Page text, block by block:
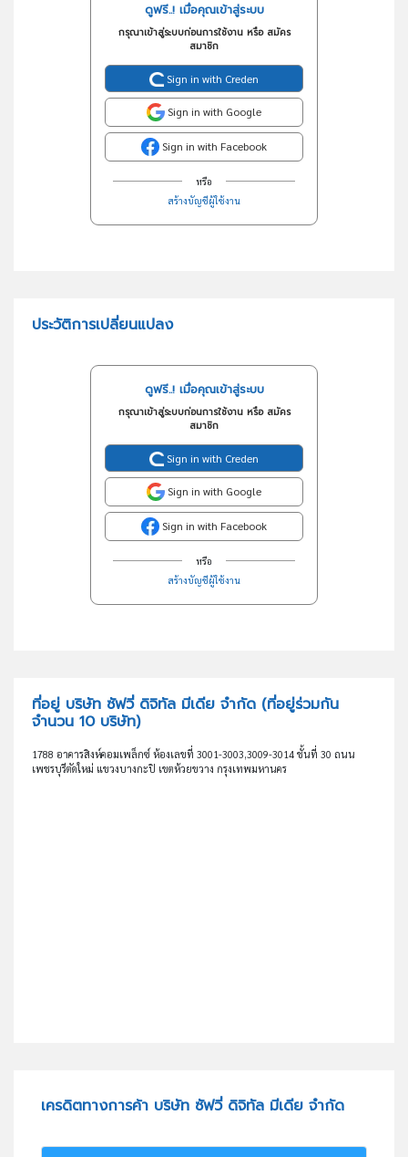
ดูฟรี..! เมื่อคุณเข้าสู่ระบบ
กรุณาเข้าสู่ระบบก่อนการใช้งาน หรือ สมัคร
สมาชิก
Sign in with Creden
Sign in with Google
Sign in with Facebook
หรือ
สร้างบัญชีผู้ใช้งาน
ประวัติการเปลี่ยนแปลง
ดูฟรี..! เมื่อคุณเข้าสู่ระบบ
กรุณาเข้าสู่ระบบก่อนการใช้งาน หรือ สมัคร
สมาชิก
Sign in with Creden
Sign in with Google
Sign in with Facebook
หรือ
สร้างบัญชีผู้ใช้งาน
ที่อยู่ บริษัท ซัฟวี่ ดิจิทัล มีเดีย จำกัด (ที่อยู่ร่วมกัน
จำนวน 10 บริษัท)
1788 อาคารสิงห์คอมเพล็กซ์ ห้องเลขที่ 3001-3003,3009-3014 ชั้นที่ 30 ถนน
เพชรบุรีตัดใหม่ แขวงบางกะปิ เขตห้วยขวาง กรุงเทพมหานคร
เครดิตทางการค้า บริษัท ซัฟวี่ ดิจิทัล มีเดีย จำกัด